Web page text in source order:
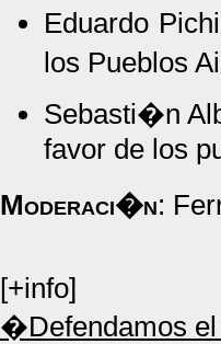
Eduardo
los Pueblos
Sebasti�n
favor de los
Moderaci�n:
[+info]
�Defendamos